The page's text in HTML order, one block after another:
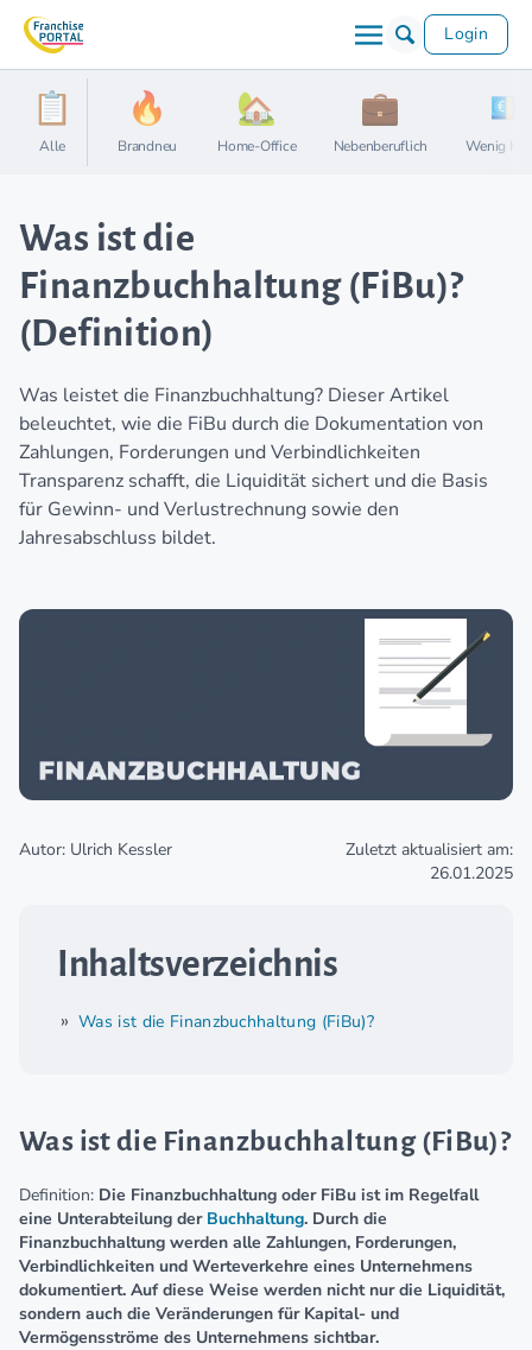
Login
Alle Brandneu Home-Office Nebenberuflich Wenig
Was ist die
Finanzbuchhaltung (FiBu)?
(Definition)
Was leistet die Finanzbuchhaltung? Dieser Artikel
beleuchtet, wie die FiBu durch die Dokumentation von
Zahlungen, Forderungen und Verbindlichkeiten
Transparenz schafft, die Liquidität sichert und die Basis
für Gewinn- und Verlustrechnung sowie den
Jahresabschluss bildet.
Autor: Ulrich Kessler
Zuletzt aktualisiert am:
26.01.2025
Inhaltsverzeichnis
Was ist die Finanzbuchhaltung (FiBu)?
Was ist die Finanzbuchhaltung (FiBu)?
Definition: Die Finanzbuchhaltung oder FiBu ist im Regelfall
eine Unterabteilung der Buchhaltung. Durch die
Finanzbuchhaltung werden alle Zahlungen, Forderungen,
Verbindlichkeiten und Werteverkehre eines Unternehmens
dokumentiert. Auf diese Weise werden nicht nur die Liquidität,
sondern auch die Veränderungen für Kapital- und
Vermögensströme des Unternehmens sichtbar.